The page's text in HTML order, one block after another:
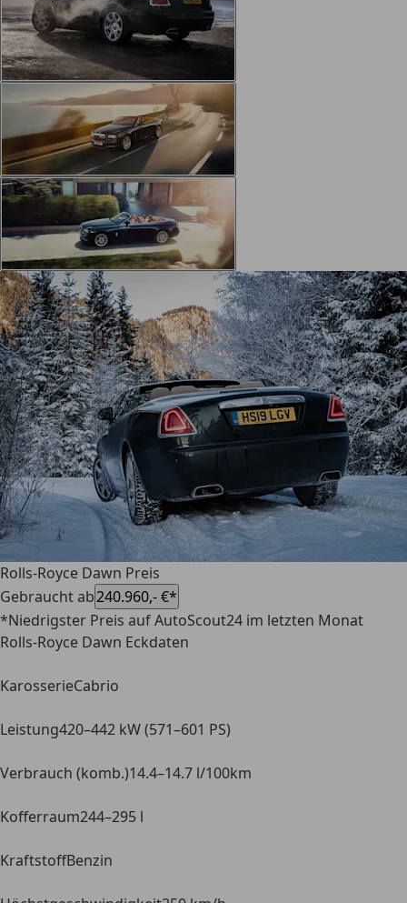
Rolls-Royce Dawn Preis
Gebraucht ab240.960,- €*
*Niedrigster Preis auf AutoScout24 im letzten Monat
Rolls-Royce Dawn Eckdaten
KarosserieCabrio
Leistung420–442 kW (571–601 PS)
Verbrauch (komb.)14.4–14.7 l/100km
Kofferraum244–295 l
KraftstoffBenzin